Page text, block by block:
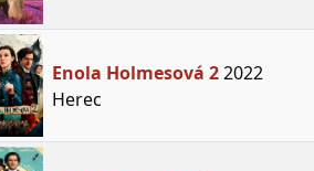
Enola Holmesová 22022
Herec